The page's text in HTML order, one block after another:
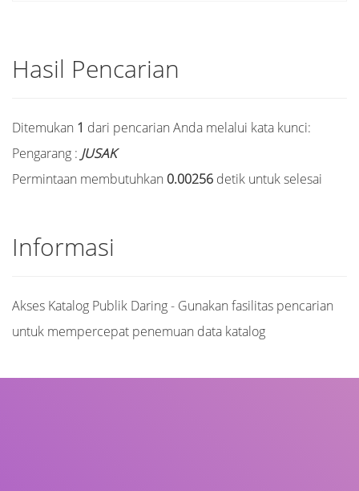
Hasil Pencarian
Ditemukan 1 dari pencarian Anda melalui kata kunci:
Pengarang : JUSAK
Permintaan membutuhkan 0.00256 detik untuk selesai
Informasi
Akses Katalog Publik Daring - Gunakan fasilitas pencarian
untuk mempercepat penemuan data katalog